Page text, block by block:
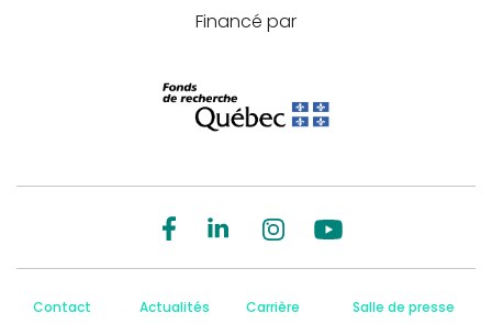
Financé par
Contact Actualités Carrière Salle de presse